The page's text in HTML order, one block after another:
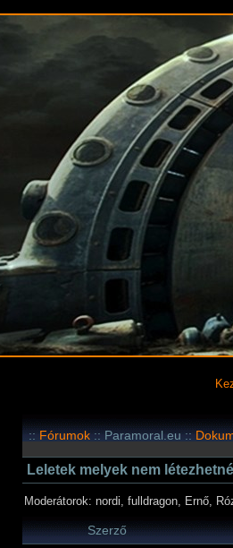
::Fórumok:: Paramoral.eu ::
Leletek melyek nem
Moderátorok: nordi, fulldragon, Ernő,
Szerző